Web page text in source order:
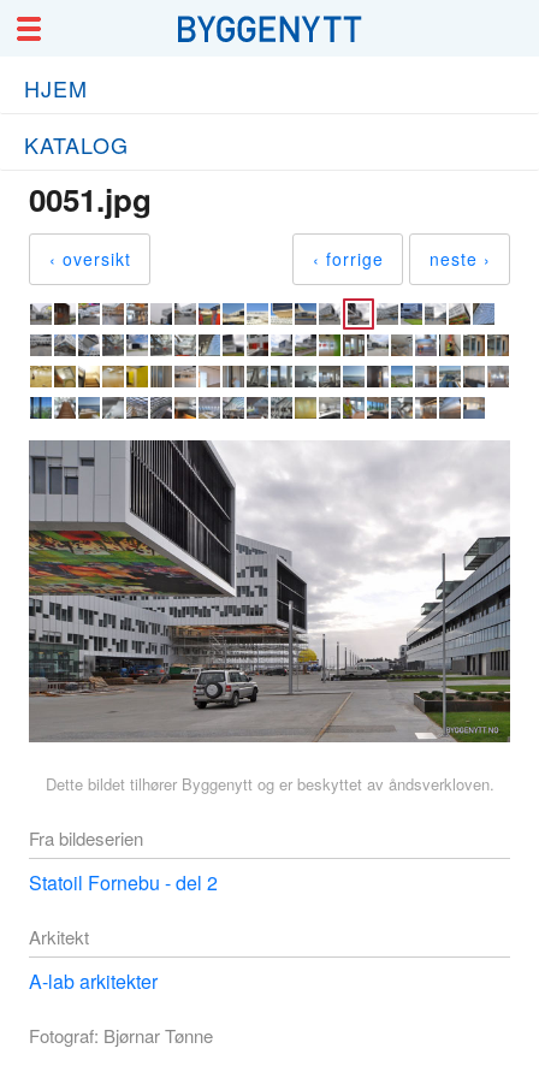
HJEM
KATALOG
0051.jpg
‹ oversikt ‹ forrige neste ›
Dette bildet tilhører Byggenytt og er beskyttet av åndsverkloven.
Fra bildeserien
Statoil Fornebu - del 2
Arkitekt
A-lab arkitekter
Fotograf: Bjørnar Tønne